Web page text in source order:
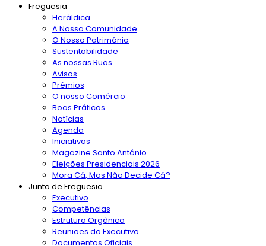
Freguesia
Heráldica
A Nossa Comunidade
O Nosso Património
Sustentabilidade
As nossas Ruas
Avisos
Prémios
O nosso Comércio
Boas Práticas
Notícias
Agenda
Iniciativas
Magazine Santo António
Eleições Presidenciais 2026
Mora Cá, Mas Não Decide Cá?
Junta de Freguesia
Executivo
Competências
Estrutura Orgânica
Reuniões do Executivo
Documentos Oficiais